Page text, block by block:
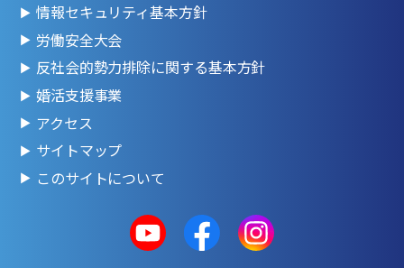
情報セキュリティ基本方針
労働安全大会
反社会的勢力排除に関する基本方針
婚活支援事業
アクセス
サイトマップ
このサイトについて